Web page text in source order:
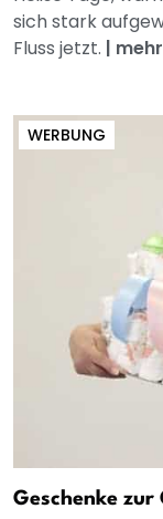
sich stark
Fluss jetzt. | mehr
WERBUNG
Geschenke